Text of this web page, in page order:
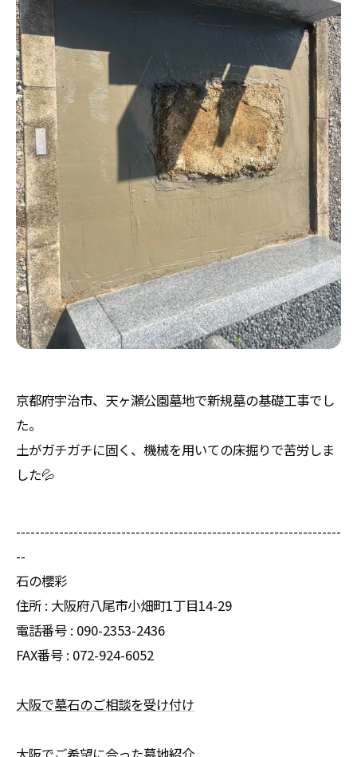
京都府宇治市、天ヶ瀬公園墓地で新規墓の基礎工事でし
た。
土がガチガチに固く、機械を用いての床掘りで苦労しま
した💦
--------------------------------------------------------------------
--
石の櫻彩
住所 : 大阪府八尾市小畑町1丁目14-29
電話番号 : 090-2353-2436
FAX番号 : 072-924-6052
大阪で墓石のご相談を受け付け